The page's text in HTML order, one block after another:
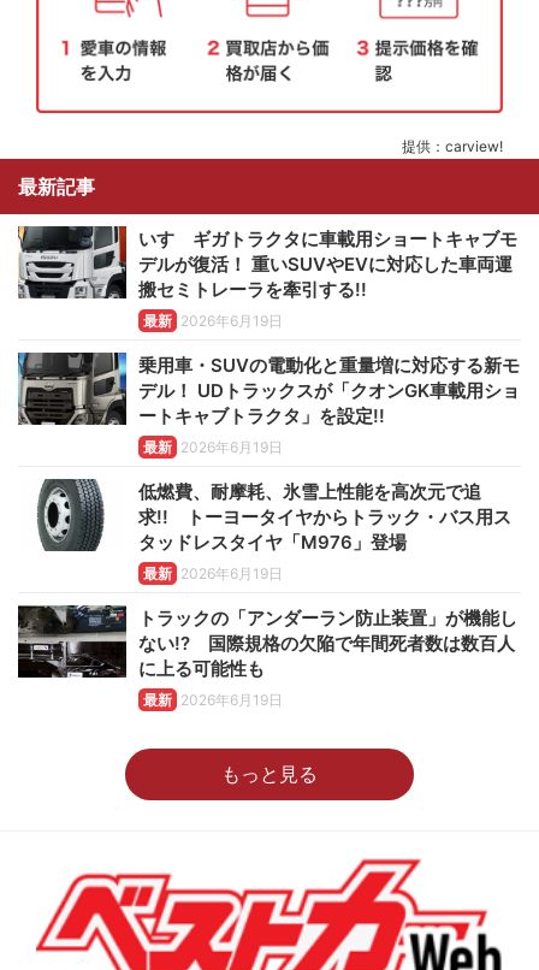
提供：carview!
最新記事
いすゞギガトラクタに車載用ショートキャブモ
デルが復活！ 重いSUVやEVに対応した車両運
搬セミトレーラを牽引する!!
最新 2026年6月19日
乗用車・SUVの電動化と重量増に対応する新モ
デル！ UDトラックスが「クオンGK車載用ショ
ートキャブトラクタ」を設定!!
最新 2026年6月19日
低燃費、耐摩耗、氷雪上性能を高次元で追
求!! トーヨータイヤからトラック・バス用ス
タッドレスタイヤ「M976」登場
最新 2026年6月19日
トラックの「アンダーラン防止装置」が機能し
ない!? 国際規格の欠陥で年間死者数は数百人
に上る可能性も
最新 2026年6月19日
もっと見る